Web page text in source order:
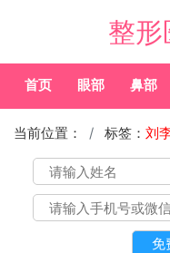
整形
首页 眼部 鼻部
当前位置： 标签： 刘